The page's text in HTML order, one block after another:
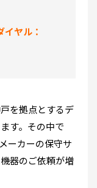
ヤル：
を拠点とするデ
す。その中で
ーカーの保守サ
器のご依頼が増